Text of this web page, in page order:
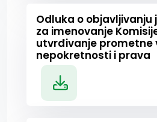
Odluka o
za imenovanje
utvrđivanje prometne
nepokretnosti i prava